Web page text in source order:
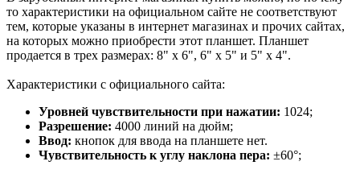
то характеристики на официальном сайте не соответствуют
тем, которые указаны в интернет магазинах и прочих сайтах,
на которых можно приобрести этот планшет. Планшет
продается в трех размерах: 8" x 6", 6" x 5" и 5" x 4".
Характеристики с официального сайта:
Уровней чувствительности при нажатии: 1024;
Разрешение: 4000 линий на дюйм;
Ввод: кнопок для ввода на планшете нет.
Чувствительность к углу наклона пера: ±60°;